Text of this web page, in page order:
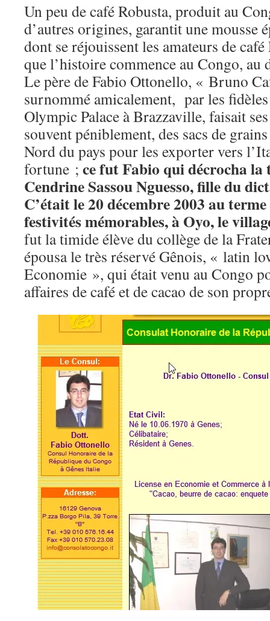
Un peu de café Robusta, produit au
d’autres origines, garantit une mousse
dont se réjouissent les amateurs de
que l’histoire commence au Congo, au
Le père de Fabio Ottonello, « Bruno
surnommé amicalement, par les
Olympic Palace à Brazzaville, faisait
souvent péniblement, des sacs de
Nord du pays pour les exporter vers
fortune ; ce fut Fabio qui décrocha
Cendrine Sassou Nguesso, fille du
C’était le 20 décembre 2003 au
festivités mémorables, à Oyo, le
fut la timide élève du collège de la
épousa le très réservé Gênois, « latin
Economie », qui était venu au Congo
affaires de café et de cacao de son